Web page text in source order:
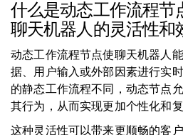
什么是动态工作流程节
聊天机器人的灵活性和
动态工作流程节点使聊天机器人
据、用户输入或外部因素进行实
的静态工作流程不同，动态节点
其行为，从而实现更加个性化和复
这种灵活性可以带来更顺畅的客